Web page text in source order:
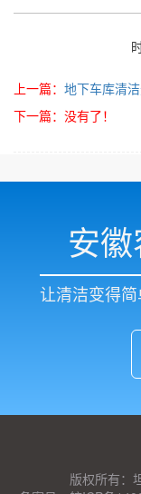
上一篇： 地下车库清
下一篇：没有了！
安
让清洁变得
版权所有：